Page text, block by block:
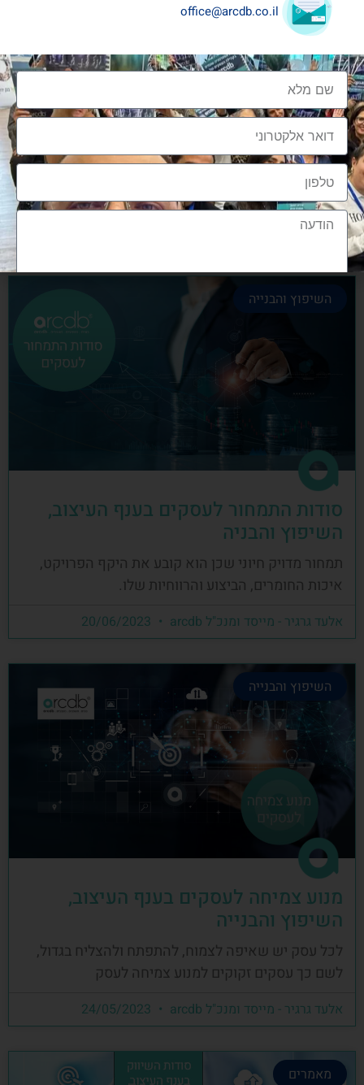
שיתופי פעולה בענף העיצוב והבניה
שיתופי פעולה בענף העיצוב והבניה הם מתכון הכרחי
להצלחה, לנו בארכדיבי יש את הניסיון והיכולת
אלעד גרגיר - מייסד ומנכ"ל arcdb
השיפוץ והבנייה
סודות התמחור לעסקים בענף העיצוב,
השיפוץ והבניה
תמחור מדויק חיוני שכן הוא קובע את היקף הפרויקט,
איכות החומרים, הביצוע והרווחיות שלו.
אלעד גרגיר - מייסד ומנכ"ל arcdb
השיפוץ והבנייה
מנוע צמיחה לעסקים בענף העיצוב,
השיפוץ והבנייה
לכל עסק יש שאיפה לצמוח, להתפתח ולהצליח בגדול,
לשם כך עסקים זקוקים למנוע צמיחה לעסק
אלעד גרגיר - מייסד ומנכ"ל arcdb
מאמרים
office@arcdb.co.il
הצטרפות לקהילה